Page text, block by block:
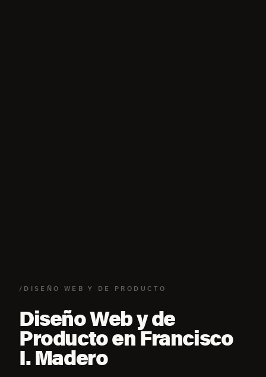
/DISEÑO WEB Y DE PRODUCTO
Diseño Web y de
Producto en Francisco
I. Madero